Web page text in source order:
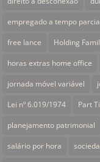
empregado a tempo
free lance
Holding
horas extras home office
jornada móvel variável
Lei nº 6.019/1974
Part
planejamento patrimonial
salário por hora